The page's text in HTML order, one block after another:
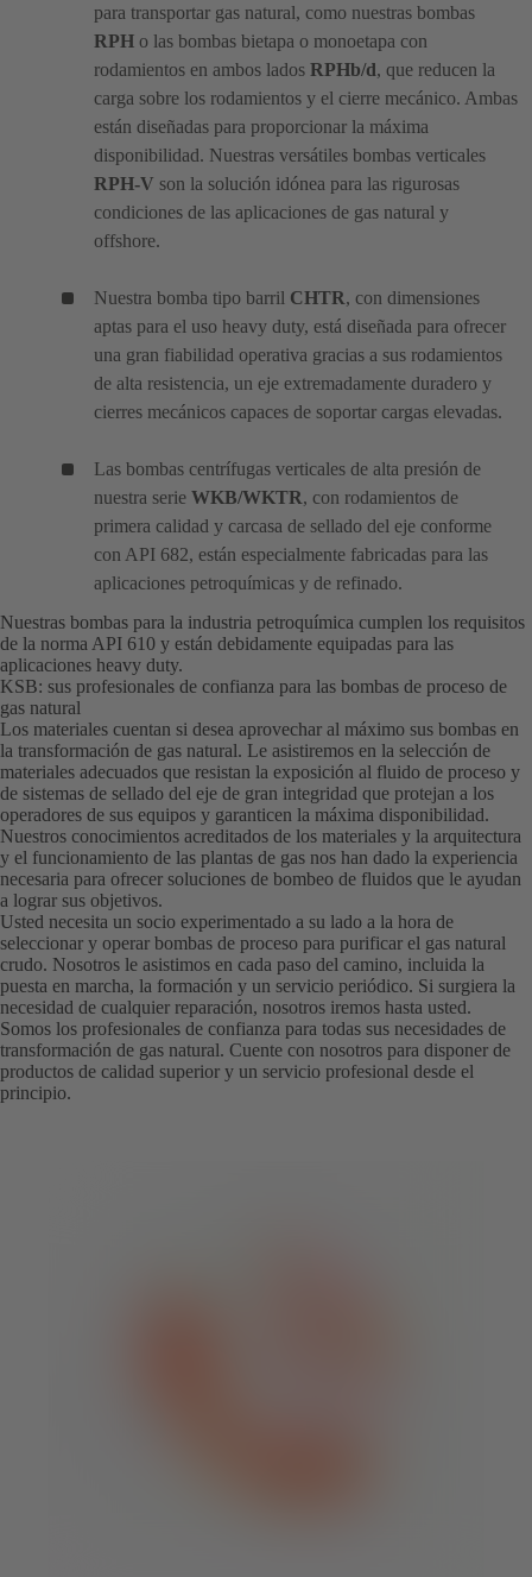
para transportar gas natural, como nuestras bombas
RPH o las bombas bietapa o monoetapa con
rodamientos en ambos lados RPHb/d, que reducen la
carga sobre los rodamientos y el cierre mecánico. Ambas
están diseñadas para proporcionar la máxima
disponibilidad. Nuestras versátiles bombas verticales
RPH-V son la solución idónea para las rigurosas
condiciones de las aplicaciones de gas natural y
offshore.
Nuestra bomba tipo barril CHTR, con dimensiones
aptas para el uso heavy duty, está diseñada para ofrecer
una gran fiabilidad operativa gracias a sus rodamientos
de alta resistencia, un eje extremadamente duradero y
cierres mecánicos capaces de soportar cargas elevadas.
Las bombas centrífugas verticales de alta presión de
nuestra serie WKB/WKTR, con rodamientos de
primera calidad y carcasa de sellado del eje conforme
con API 682, están especialmente fabricadas para las
aplicaciones petroquímicas y de refinado.
Nuestras bombas para la industria petroquímica cumplen los requisitos
de la norma API 610 y están debidamente equipadas para las
aplicaciones heavy duty.
KSB: sus profesionales de confianza para las bombas de proceso de
gas natural
Los materiales cuentan si desea aprovechar al máximo sus bombas en
la transformación de gas natural. Le asistiremos en la selección de
materiales adecuados que resistan la exposición al fluido de proceso y
de sistemas de sellado del eje de gran integridad que protejan a los
operadores de sus equipos y garanticen la máxima disponibilidad.
Nuestros conocimientos acreditados de los materiales y la arquitectura
y el funcionamiento de las plantas de gas nos han dado la experiencia
necesaria para ofrecer soluciones de bombeo de fluidos que le ayudan
a lograr sus objetivos.
Usted necesita un socio experimentado a su lado a la hora de
seleccionar y operar bombas de proceso para purificar el gas natural
crudo. Nosotros le asistimos en cada paso del camino, incluida la
puesta en marcha, la formación y un servicio periódico. Si surgiera la
necesidad de cualquier reparación, nosotros iremos hasta usted.
Somos los profesionales de confianza para todas sus necesidades de
transformación de gas natural. Cuente con nosotros para disponer de
productos de calidad superior y un servicio profesional desde el
principio.